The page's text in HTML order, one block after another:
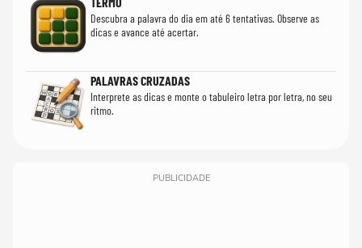
Descubra a palavra do dia em até 6 tentativas. Observe as
dicas e avance até acertar.
PALAVRAS CRUZADAS
Interprete as dicas e monte o tabuleiro letra por letra, no seu
ritmo.
PUBLICIDADE